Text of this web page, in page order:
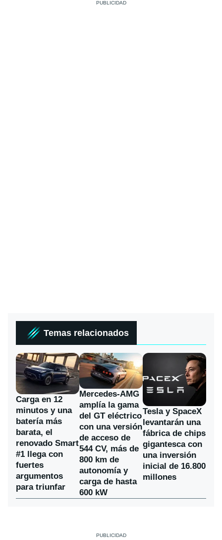
Temas relacionados
Carga en 12
minutos y una
batería más
barata, el
renovado Smart
#1 llega con
fuertes
argumentos
para triunfar
Mercedes-AMG
amplía la gama
del GT eléctrico
con una versión
de acceso de
544 CV, más de
800 km de
autonomía y
carga de hasta
600 kW
Tesla y SpaceX
levantarán una
fábrica de chips
gigantesca con
una inversión
inicial de 16.800
millones